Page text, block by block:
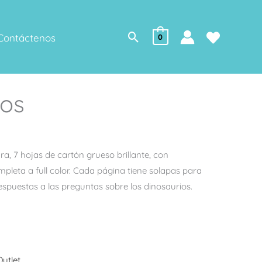
Buscar
0
7 hojas de cartón grueso brillante, con
a full color. Cada página tiene solapas para
a las preguntas sobre los dinosaurios.